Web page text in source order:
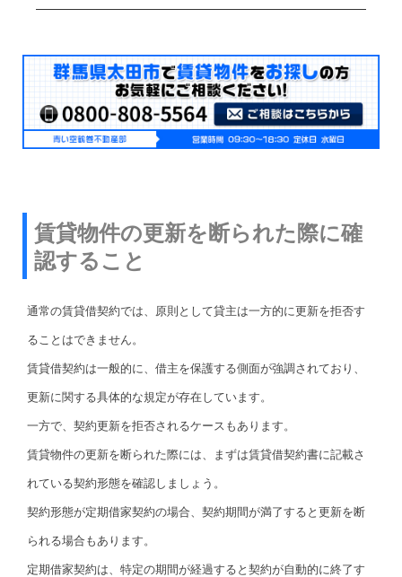
賃貸物件の更新を断られた際に確
認すること
通常の賃貸借契約では、原則として貸主は一方的に更新を拒否す
ることはできません。
賃貸借契約は一般的に、借主を保護する側面が強調されており、
更新に関する具体的な規定が存在しています。
一方で、契約更新を拒否されるケースもあります。
賃貸物件の更新を断られた際には、まずは賃貸借契約書に記載さ
れている契約形態を確認しましょう。
契約形態が定期借家契約の場合、契約期間が満了すると更新を断
られる場合もあります。
定期借家契約は、特定の期間が経過すると契約が自動的に終了す